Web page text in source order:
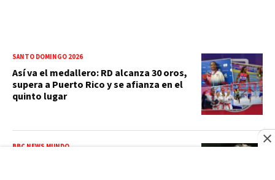
SANTO DOMINGO 2026
Así va el medallero: RD alcanza 30 oros,
supera a Puerto Rico y se afianza en el
quinto lugar
BBC NEWS MUNDO